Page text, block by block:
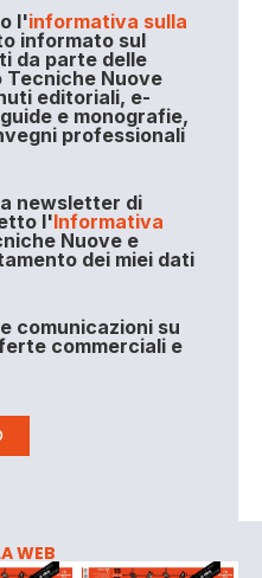
l'informativa sulla
informato sul
da parte delle
Tecniche Nuove
editoriali, e-
e monografie,
professionali
newsletter di
l'Informativa
Nuove e
dei miei dati
comunicazioni su
commerciali e
WEB